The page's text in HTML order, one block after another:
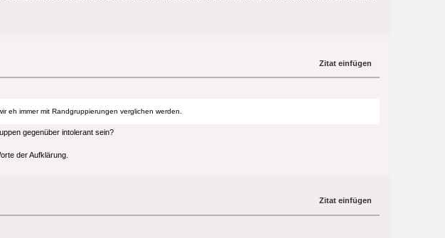
Zitat einfügen
eh immer mit Randgruppierungen verglichen werden.
gegenüber intolerant sein?
der Aufklärung.
Zitat einfügen